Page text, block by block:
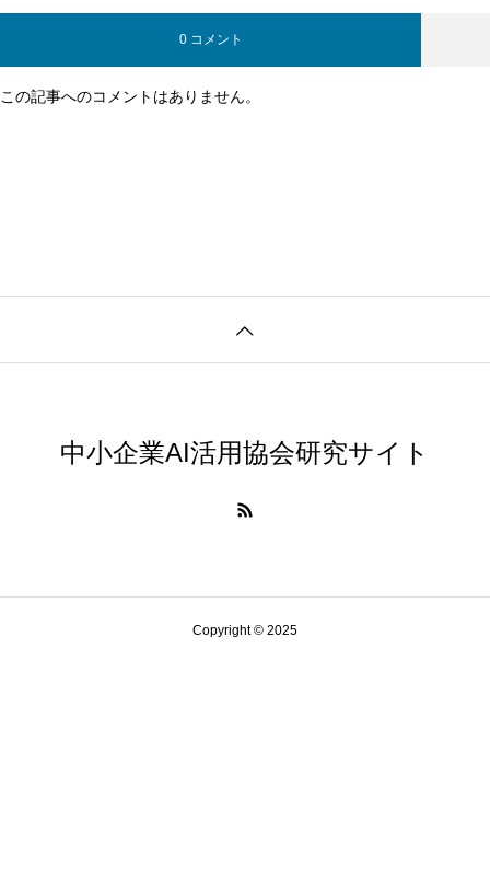
0 コメント
この記事へのコメントはありません。
中小企業AI活用協会研究サイト
Copyright © 2025